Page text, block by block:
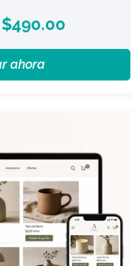
$490.00
ahora